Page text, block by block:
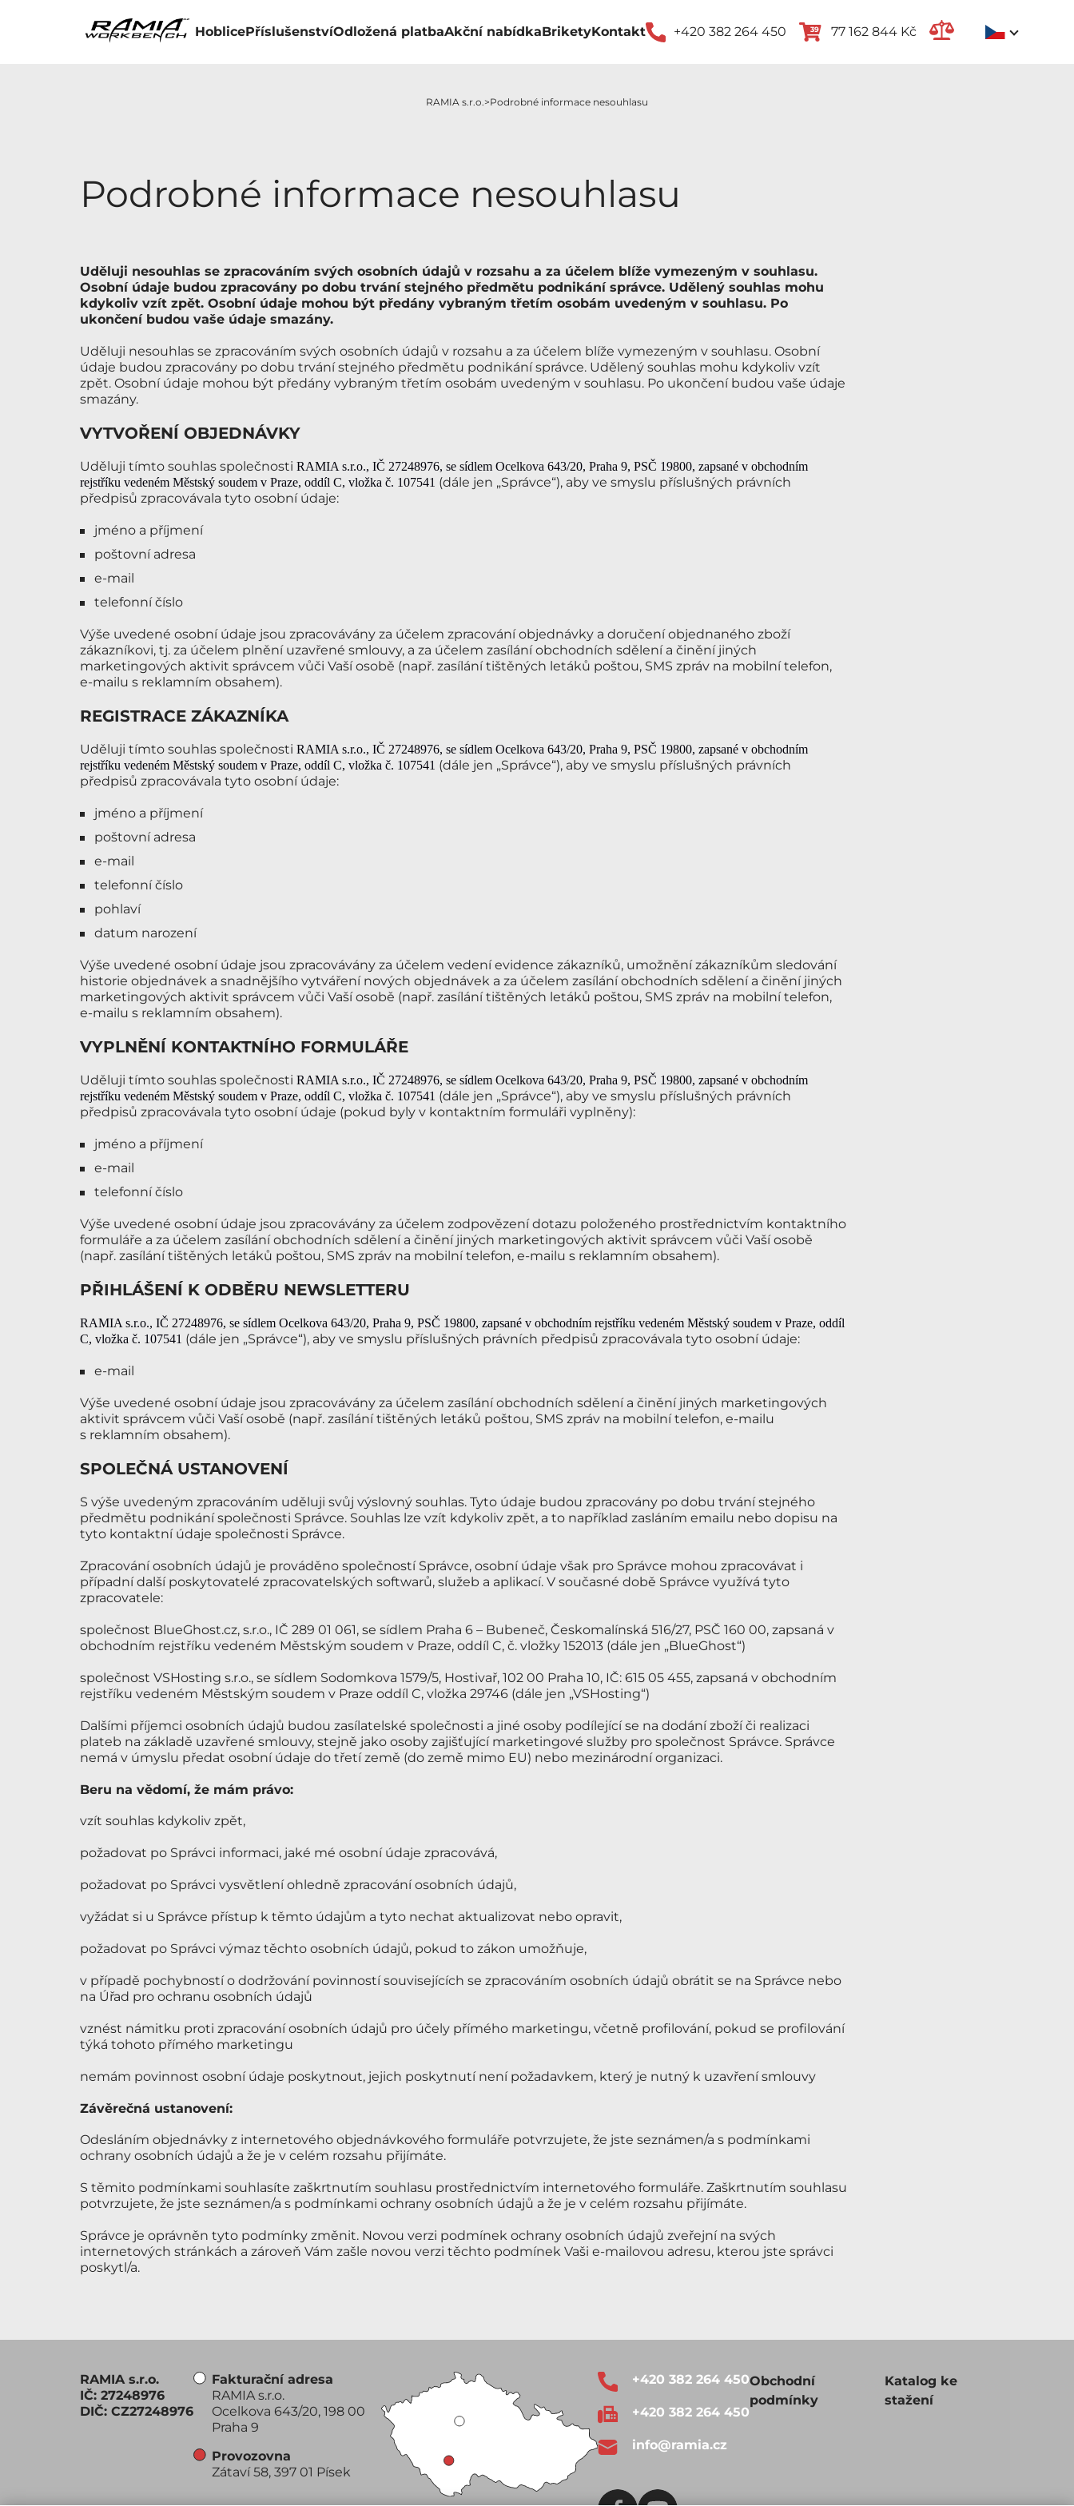
HoblicePříslušenstvíOdložená platbaAkční nabídkaBriketyKontakt +420 382 264 450 77 162 844 Kč
39
RAMIA s.r.o. Podrobné informace nesouhlasu
Podrobné informace nesouhlasu
Uděluji nesouhlas se zpracováním svých osobních údajů v rozsahu a za účelem blíže vymezeným v souhlasu.
Osobní údaje budou zpracovány po dobu trvání stejného předmětu podnikání správce. Udělený souhlas mohu
kdykoliv vzít zpět. Osobní údaje mohou být předány vybraným třetím osobám uvedeným v souhlasu. Po
ukončení budou vaše údaje smazány.
Uděluji nesouhlas se zpracováním svých osobních údajů v rozsahu a za účelem blíže vymezeným v souhlasu. Osobní
údaje budou zpracovány po dobu trvání stejného předmětu podnikání správce. Udělený souhlas mohu kdykoliv vzít
zpět. Osobní údaje mohou být předány vybraným třetím osobám uvedeným v souhlasu. Po ukončení budou vaše údaje
smazány.
VYTVOŘENÍ OBJEDNÁVKY
Uděluji tímto souhlas společnosti RAMIA s.r.o., IČ 27248976, se sídlem Ocelkova 643/20, Praha 9, PSČ 19800, zapsané v obchodním
rejstříku vedeném Městský soudem v Praze, oddíl C, vložka č. 107541 (dále jen „Správce“), aby ve smyslu příslušných právních
předpisů zpracovávala tyto osobní údaje:
jméno a příjmení
poštovní adresa
e-mail
telefonní číslo
Výše uvedené osobní údaje jsou zpracovávány za účelem zpracování objednávky a doručení objednaného zboží
zákazníkovi, tj. za účelem plnění uzavřené smlouvy, a za účelem zasílání obchodních sdělení a činění jiných
marketingových aktivit správcem vůči Vaší osobě (např. zasílání tištěných letáků poštou, SMS zpráv na mobilní telefon,
e-mailu s reklamním obsahem).
REGISTRACE ZÁKAZNÍKA
Uděluji tímto souhlas společnosti RAMIA s.r.o., IČ 27248976, se sídlem Ocelkova 643/20, Praha 9, PSČ 19800, zapsané v obchodním
rejstříku vedeném Městský soudem v Praze, oddíl C, vložka č. 107541 (dále jen „Správce“), aby ve smyslu příslušných právních
předpisů zpracovávala tyto osobní údaje:
jméno a příjmení
poštovní adresa
e-mail
telefonní číslo
pohlaví
datum narození
Výše uvedené osobní údaje jsou zpracovávány za účelem vedení evidence zákazníků, umožnění zákazníkům sledování
historie objednávek a snadnějšího vytváření nových objednávek a za účelem zasílání obchodních sdělení a činění jiných
marketingových aktivit správcem vůči Vaší osobě (např. zasílání tištěných letáků poštou, SMS zpráv na mobilní telefon,
e-mailu s reklamním obsahem).
VYPLNĚNÍ KONTAKTNÍHO FORMULÁŘE
Uděluji tímto souhlas společnosti RAMIA s.r.o., IČ 27248976, se sídlem Ocelkova 643/20, Praha 9, PSČ 19800, zapsané v obchodním
rejstříku vedeném Městský soudem v Praze, oddíl C, vložka č. 107541 (dále jen „Správce“), aby ve smyslu příslušných právních
předpisů zpracovávala tyto osobní údaje (pokud byly v kontaktním formuláři vyplněny):
jméno a příjmení
e-mail
telefonní číslo
Výše uvedené osobní údaje jsou zpracovávány za účelem zodpovězení dotazu položeného prostřednictvím kontaktního
formuláře a za účelem zasílání obchodních sdělení a činění jiných marketingových aktivit správcem vůči Vaší osobě
(např. zasílání tištěných letáků poštou, SMS zpráv na mobilní telefon, e-mailu s reklamním obsahem).
PŘIHLÁŠENÍ K ODBĚRU NEWSLETTERU
RAMIA s.r.o., IČ 27248976, se sídlem Ocelkova 643/20, Praha 9, PSČ 19800, zapsané v obchodním rejstříku vedeném Městský soudem v Praze, oddíl
C, vložka č. 107541 (dále jen „Správce“), aby ve smyslu příslušných právních předpisů zpracovávala tyto osobní údaje:
e-mail
Výše uvedené osobní údaje jsou zpracovávány za účelem zasílání obchodních sdělení a činění jiných marketingových
aktivit správcem vůči Vaší osobě (např. zasílání tištěných letáků poštou, SMS zpráv na mobilní telefon, e-mailu
s reklamním obsahem).
SPOLEČNÁ USTANOVENÍ
S výše uvedeným zpracováním uděluji svůj výslovný souhlas. Tyto údaje budou zpracovány po dobu trvání stejného
předmětu podnikání společnosti Správce. Souhlas lze vzít kdykoliv zpět, a to například zasláním emailu nebo dopisu na
tyto kontaktní údaje společnosti Správce.
Zpracování osobních údajů je prováděno společností Správce, osobní údaje však pro Správce mohou zpracovávat i
případní další poskytovatelé zpracovatelských softwarů, služeb a aplikací. V současné době Správce využívá tyto
zpracovatele:
společnost BlueGhost.cz, s.r.o., IČ 289 01 061, se sídlem Praha 6 – Bubeneč, Českomalínská 516/27, PSČ 160 00, zapsaná v
obchodním rejstříku vedeném Městským soudem v Praze, oddíl C, č. vložky 152013 (dále jen „BlueGhost“)
společnost VSHosting s.r.o., se sídlem Sodomkova 1579/5, Hostivař, 102 00 Praha 10, IČ: 615 05 455, zapsaná v obchodním
rejstříku vedeném Městským soudem v Praze oddíl C, vložka 29746 (dále jen „VSHosting“)
Dalšími příjemci osobních údajů budou zasílatelské společnosti a jiné osoby podílející se na dodání zboží či realizaci
plateb na základě uzavřené smlouvy, stejně jako osoby zajišťující marketingové služby pro společnost Správce. Správce
nemá v úmyslu předat osobní údaje do třetí země (do země mimo EU) nebo mezinárodní organizaci.
Beru na vědomí, že mám právo:
vzít souhlas kdykoliv zpět,
požadovat po Správci informaci, jaké mé osobní údaje zpracovává,
požadovat po Správci vysvětlení ohledně zpracování osobních údajů,
vyžádat si u Správce přístup k těmto údajům a tyto nechat aktualizovat nebo opravit,
požadovat po Správci výmaz těchto osobních údajů, pokud to zákon umožňuje,
v případě pochybností o dodržování povinností souvisejících se zpracováním osobních údajů obrátit se na Správce nebo
na Úřad pro ochranu osobních údajů
vznést námitku proti zpracování osobních údajů pro účely přímého marketingu, včetně profilování, pokud se profilování
týká tohoto přímého marketingu
nemám povinnost osobní údaje poskytnout, jejich poskytnutí není požadavkem, který je nutný k uzavření smlouvy
Závěrečná ustanovení:
Odesláním objednávky z internetového objednávkového formuláře potvrzujete, že jste seznámen/a s podmínkami
ochrany osobních údajů a že je v celém rozsahu přijímáte.
S těmito podmínkami souhlasíte zaškrtnutím souhlasu prostřednictvím internetového formuláře. Zaškrtnutím souhlasu
potvrzujete, že jste seznámen/a s podmínkami ochrany osobních údajů a že je v celém rozsahu přijímáte.
Správce je oprávněn tyto podmínky změnit. Novou verzi podmínek ochrany osobních údajů zveřejní na svých
internetových stránkách a zároveň Vám zašle novou verzi těchto podmínek Vaši e-mailovou adresu, kterou jste správci
poskytl/a.
RAMIA s.r.o.
IČ: 27248976
DIČ: CZ27248976
Fakturační adresa
RAMIA s.r.o.
Ocelkova 643/20, 198 00
Praha 9
Provozovna
Zátaví 58, 397 01 Písek
+420 382 264 450
+420 382 264 450
info@ramia.cz
Obchodní
podmínky
Katalog ke
stažení